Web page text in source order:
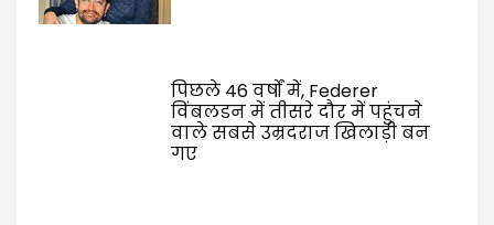
पिछले 46 वर्षों में, Federer
विंबलडन में तीसरे दौर में पहुंचने
वाले सबसे उम्रदराज खिलाड़ी बन
गए